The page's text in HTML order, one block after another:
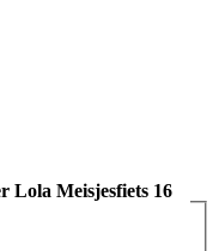
Lola Meisjesfiets 16